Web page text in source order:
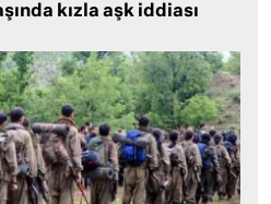
kızla aşk iddiası